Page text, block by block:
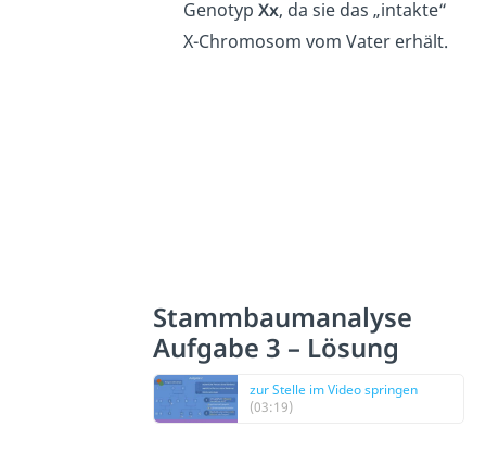
GenotypXx, da sie das „intakte“
X-Chromosom vom Vater erhält.
Stammbaumanalyse
Aufgabe 3 – Lösung
zur Stelle im Video springen
(03:19)